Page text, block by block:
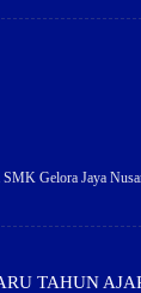
Gelora Jaya
TAHUN